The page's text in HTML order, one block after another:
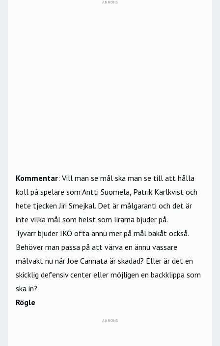
ANNONS
Kommentar: Vill man se mål ska man se till att hålla
koll på spelare som Antti Suomela, Patrik Karlkvist och
hete tjecken Jiri Smejkal. Det är målgaranti och det är
inte vilka mål som helst som lirarna bjuder på.
Tyvärr bjuder IKO ofta ännu mer på mål bakåt också.
Behöver man passa på att värva en ännu vassare
målvakt nu när Joe Cannata är skadad? Eller är det en
skicklig defensiv center eller möjligen en backklippa som
ska in?
Rögle
ANNONS